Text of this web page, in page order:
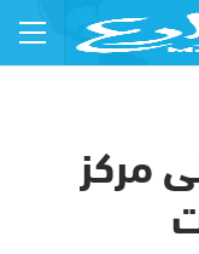
مركز